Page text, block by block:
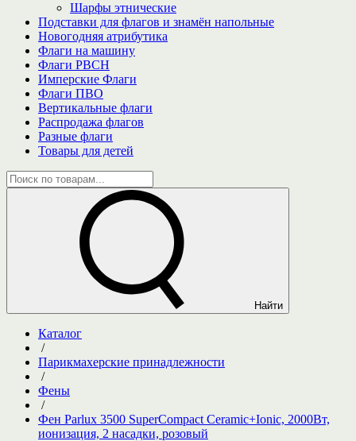
Шарфы этнические
Подставки для флагов и знамён напольные
Новогодняя атрибутика
Флаги на машину
Флаги РВСН
Имперские Флаги
Флаги ПВО
Вертикальные флаги
Распродажа флагов
Разные флаги
Товары для детей
Найти
Каталог
/
Парикмахерские принадлежности
/
Фены
/
Фен Parlux 3500 SuperCompact Ceramic+Ionic, 2000Вт,
ионизация, 2 насадки, розовый